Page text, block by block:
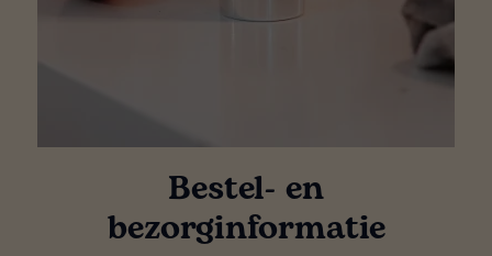
Bestel- en
bezorginformatie